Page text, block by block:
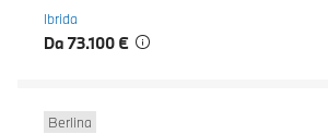
Ibrida
Da 73.100 €
Berlina